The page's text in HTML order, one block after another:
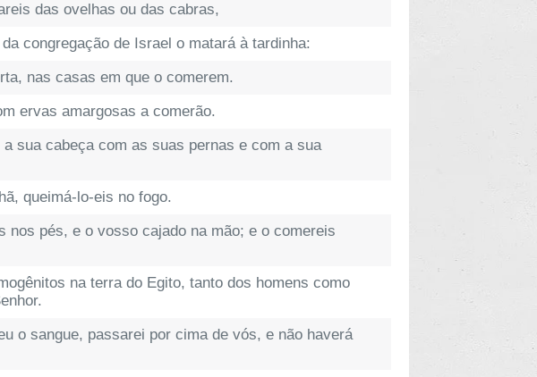
das ovelhas ou das cabras,
congregação de Israel o matará à tardinha:
nas casas em que o comerem.
ervas amargosas a comerão.
sua cabeça com as suas pernas e com a sua
queimá-lo-eis no fogo.
pés, e o vosso cajado na mão; e o comereis
na terra do Egito, tanto dos homens como
o sangue, passarei por cima de vós, e não haverá